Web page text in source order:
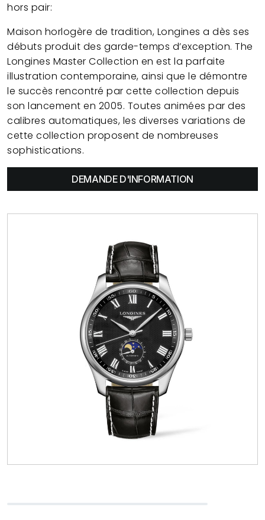
hors pair:
Maison horlogère de tradition, Longines a dès ses
débuts produit des garde-temps d’exception. The
Longines Master Collection en est la parfaite
illustration contemporaine, ainsi que le démontre
le succès rencontré par cette collection depuis
son lancement en 2005. Toutes animées par des
calibres automatiques, les diverses variations de
cette collection proposent de nombreuses
sophistications.
DEMANDE D'INFORMATION